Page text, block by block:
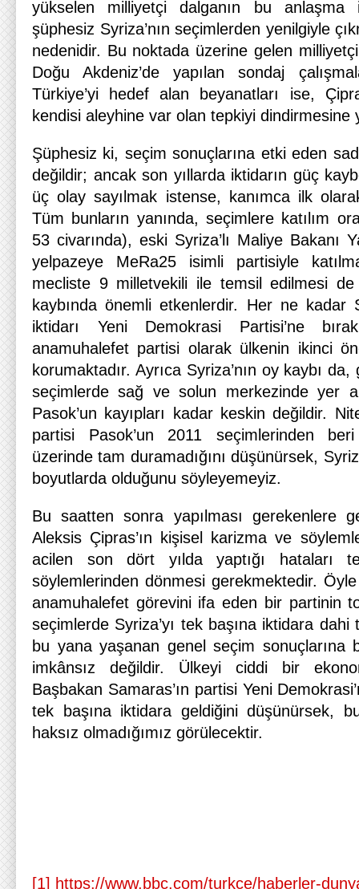
yükselen milliyetçi dalganın bu
şüphesiz Syriza’nın seçimlerden yenilgiyle
nedenidir. Bu noktada üzerine gelen
Doğu Akdeniz’de yapılan sondaj
Türkiye’yi hedef alan beyanatları ise,
kendisi aleyhine var olan tepkiyi dindirmesine
Şüphesiz ki, seçim sonuçlarına etki eden
değildir; ancak son yıllarda iktidarın güç
üç olay sayılmak istense, kanımca ilk
Tüm bunların yanında, seçimlere katılım
53 civarında), eski Syriza’lı Maliye Bakanı
yelpazeye MeRa25 isimli partisiyle
mecliste 9 milletvekili ile temsil edilmesi de
kaybında önemli etkenlerdir. Her ne
iktidarı Yeni Demokrasi Partisi’ne
anamuhalefet partisi olarak ülkenin ikinci
korumaktadır. Ayrıca Syriza’nın oy kaybı
seçimlerde sağ ve solun merkezinde yer
Pasok’un kayıpları kadar keskin değildir.
partisi Pasok’un 2011 seçimlerinden
üzerinde tam duramadığını düşünürsek,
boyutlarda olduğunu söyleyemeyiz.
Bu saatten sonra yapılması gerekenlere
Aleksis Çipras’ın kişisel karizma ve
acilen son dört yılda yaptığı hataları
söylemlerinden dönmesi gerekmektedir.
anamuhalefet görevini ifa eden bir partinin
seçimlerde Syriza’yı tek başına iktidara dahi
bu yana yaşanan genel seçim sonuçlarına
imkânsız değildir. Ülkeyi ciddi bir
Başbakan Samaras’ın partisi Yeni
tek başına iktidara geldiğini düşünürsek,
haksız olmadığımız görülecektir.
[1] https://www.bbc.com/turkce/haberler-